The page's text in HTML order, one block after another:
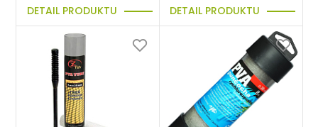
DETAIL PRODUKTU DETAIL PRODUKTU